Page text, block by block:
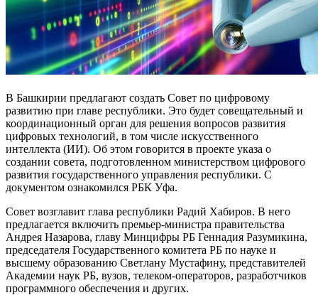
В Башкирии предлагают создать Совет по цифровому
развитию при главе республики. Это будет совещательный и
координационный орган для решения вопросов развития
цифровых технологий, в том числе искусственного
интеллекта (ИИ). Об этом говорится в проекте указа о
создании совета, подготовленном министерством цифрового
развития государственного управления республики. С
документом ознакомился РБК Уфа.
Совет возглавит глава республики Радий Хабиров. В него
предлагается включить премьер-министра правительства
Андрея Назарова, главу Минцифры РБ Геннадия Разумикина,
председателя Государственного комитета РБ по науке и
высшему образованию Светлану Мустафину, представителей
Академии наук РБ, вузов, телеком-операторов, разработчиков
программного обеспечения и других.